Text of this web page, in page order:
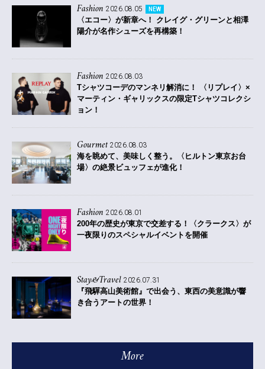
Fashion 2026.08.05 NEW
〈エコー〉が新章へ！ クレイグ・グリーンと相澤
陽介が名作シューズを再構築！
Fashion 2026.08.03
Tシャツコーデのマンネリ解消に！ 〈リプレイ〉×
マーティン・ギャリックスの限定Tシャツコレクシ
ョン！
Gourmet 2026.08.03
海を眺めて、美味しく整う。〈ヒルトン東京お台
場〉の絶景ビュッフェが進化！
Fashion 2026.08.01
200年の歴史が東京で交差する！〈クラークス〉が
一夜限りのスペシャルイベントを開催
Stay&Travel 2026.07.31
『飛驒高山美術館』で出会う、東西の美意識が響
き合うアートの世界！
More